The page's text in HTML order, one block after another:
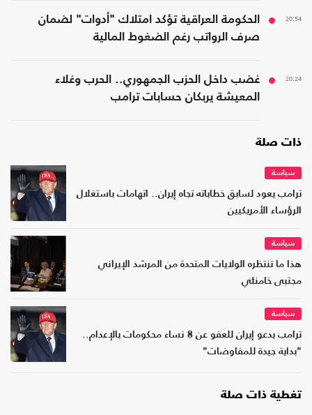
20:54
الحكومة العراقية تؤكد امتلاك "أدوات" لضمان
صرف الرواتب رغم الضغوط المالية
20:24
غضب داخل الحزب الجمهوري.. الحرب وغلاء
المعيشة يربكان حسابات ترامب
ذات صلة
سياسة
ترامب يعود لسابق خطاباته تجاه إيران.. اتهامات باستغلال
الرؤساء الأمريكيين
سياسة
هذا ما تنتظره الولايات المتحدة من المرشد الإيراني
مجتبى خامنئي
سياسة
ترامب يدعو إيران للعفو عن 8 نساء محكومات بالإعدام..
"بداية جيدة للمفاوضات"
تغطية ذات صلة